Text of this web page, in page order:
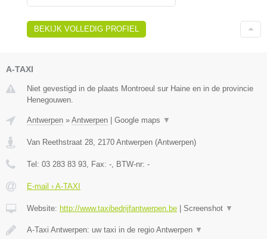
BEKIJK VOLLEDIG PROFIEL
A-TAXI
Niet gevestigd in de plaats Montroeul sur Haine en in de provincie
Henegouwen.
Antwerpen » Antwerpen Google maps ▼
Van Reethstraat 28, 2170 Antwerpen (Antwerpen)
Tel: 03 283 83 93, Fax: -, BTW-nr: -
E-mail › A-TAXI
Website: http://www.taxibedrijfantwerpen.be Screenshot ▼
A-Taxi Antwerpen: uw taxi in de regio Antwerpen ▼